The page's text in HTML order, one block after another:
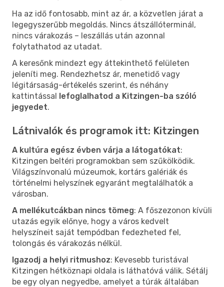
Ha az idő fontosabb, mint az ár, a közvetlen járat a
legegyszerűbb megoldás. Nincs átszállóterminál,
nincs várakozás – leszállás után azonnal
folytathatod az utadat.
A keresőnk mindezt egy áttekinthető felületen
jeleníti meg. Rendezhetsz ár, menetidő vagy
légitársaság-értékelés szerint, és néhány
kattintással lefoglalhatod a Kitzingen-ba szóló
jegyedet.
Látnivalók és programok itt: Kitzingen
A kultúra egész évben várja a látogatókat:
Kitzingen beltéri programokban sem szűkölködik.
Világszínvonalú múzeumok, kortárs galériák és
történelmi helyszínek egyaránt megtalálhatók a
városban.
A mellékutcákban nincs tömeg: A főszezonon kívüli
utazás egyik előnye, hogy a város kedvelt
helyszíneit saját tempódban fedezheted fel,
tolongás és várakozás nélkül.
Igazodj a helyi ritmushoz: Kevesebb turistával
Kitzingen hétköznapi oldala is láthatóvá válik. Sétálj
be egy olyan negyedbe, amelyet a túrák általában